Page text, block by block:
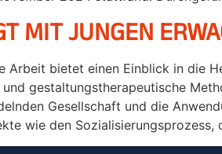
MIT JUNGEN
Arbeit bietet einen Einblick in die
gestaltungstherapeutische
Gesellschaft und die
wie den Sozialisierungsprozess,